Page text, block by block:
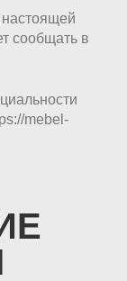
сообщать в
mebel-